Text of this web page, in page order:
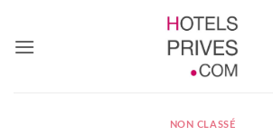
contenu
NON CLASSÉ